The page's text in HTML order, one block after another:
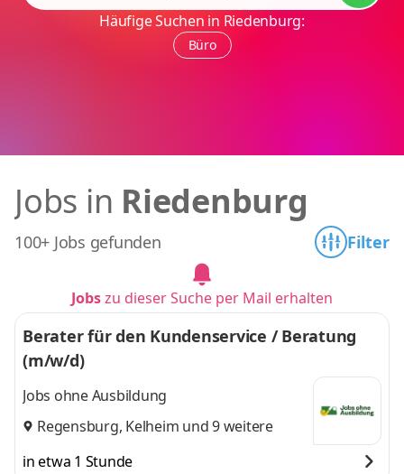
Häufige Suchen in Riedenburg:
Büro
Jobs in Riedenburg
100+ Jobs gefunden Filter
Jobszu dieser Suche per Mail erhalten
Berater für den Kundenservice / Beratung
(m/w/d)
Jobs ohne Ausbildung
Regensburg, Kelheim und 9 weitere
in etwa 1 Stunde